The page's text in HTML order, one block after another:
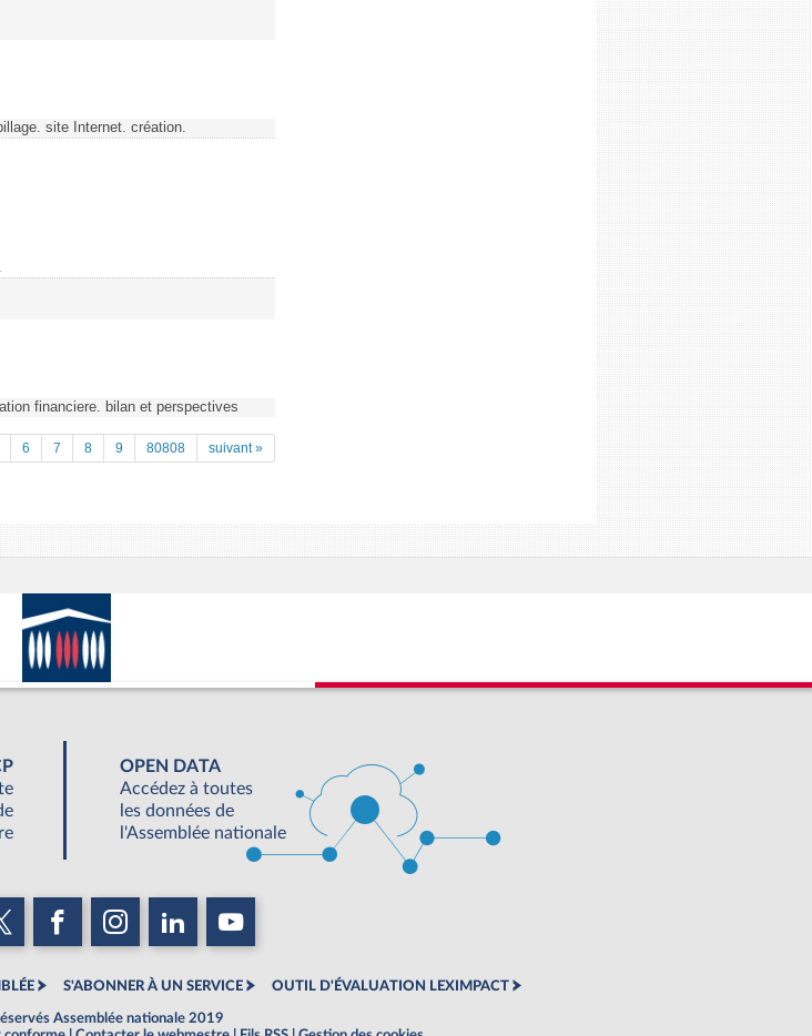
site Internet. création.
financiere. bilan et perspectives
6 7 8 9 80808 suivant »
OPEN DATA
Accédez à toutes
les données de
l'Assemblée nationale
S'ABONNER À UN SERVICE OUTIL D'ÉVALUATION LEXIMPACT
Assemblée nationale 2019